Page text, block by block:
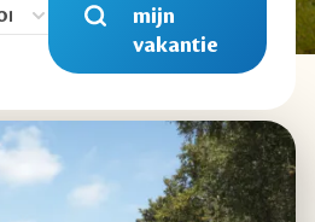
mijn
vakantie